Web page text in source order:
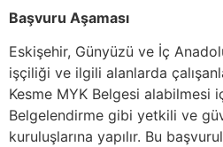
Başvuru Aşaması
Eskişehir, Günyüzü ve İç
işçiliği ve ilgili alanlarda
Kesme MYK Belgesi alabilmesi
Belgelendirme gibi yetkili ve
kuruluşlarına yapılır. Bu